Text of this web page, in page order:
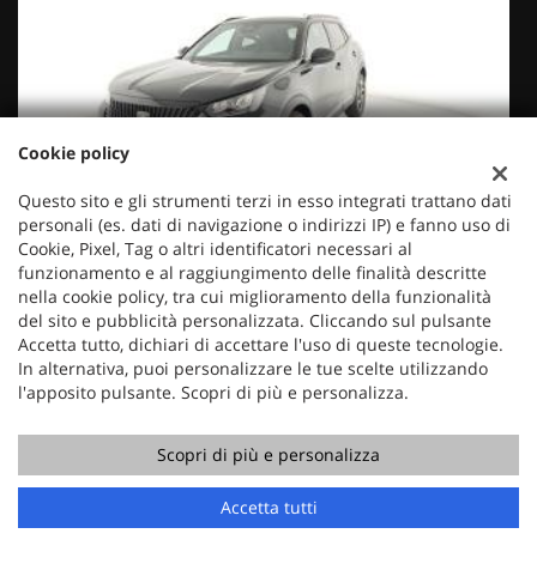
Contatta un consulente
€ 17.350
PEUGEOT
2008 PureTech 100 S&S Allure
Cookie policy
Questo sito e gli strumenti terzi in esso integrati trattano dati
personali (es. dati di navigazione o indirizzi IP) e fanno uso di
Cookie, Pixel, Tag o altri identificatori necessari al
funzionamento e al raggiungimento delle finalità descritte
nella cookie policy, tra cui miglioramento della funzionalità
del sito e pubblicità personalizzata. Cliccando sul pulsante
Accetta tutto, dichiari di accettare l'uso di queste tecnologie.
In alternativa, puoi personalizzare le tue scelte utilizzando
l'apposito pulsante. Scopri di più e personalizza.
Scopri di più e personalizza
Accetta tutti